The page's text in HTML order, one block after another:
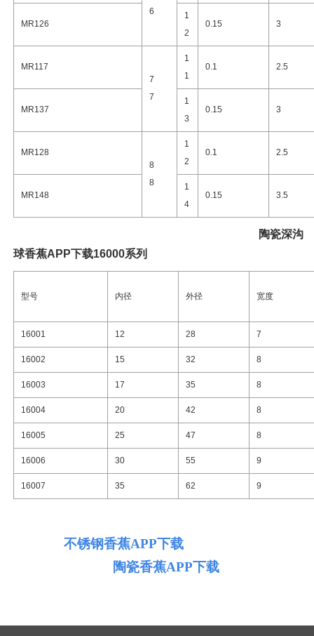
6
MR126
1
2
0.15 3
MR117
7
7
1
1
0.1 2.5
MR137
1
3
0.15 3
MR128
8
8
1
2
0.1 2.5
MR148
1
4
0.15 3.5
陶瓷深沟
球香蕉APP下载16000系列
型号 内径 外径 宽度
16001 12 28 7
16002 15 32 8
16003 17 35 8
16004 20 42 8
16005 25 47 8
16006 30 55 9
16007 35 62 9
不锈钢香蕉APP下载
陶瓷香蕉APP下载